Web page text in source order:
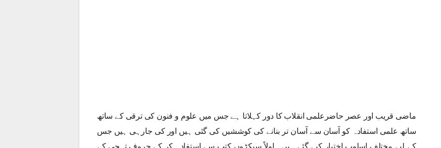
ماضی قریب اور عصر حاضرعلمی انقلاب کا دور کہلاتا ہے جس میں علوم و فنون کی ترقی کے ساتھ
ساتھ علمی استفادہ کو آسان سے آسان تر بنانے کی کوششیں کی گئی ہیں اور کی جارہی ہیں جس